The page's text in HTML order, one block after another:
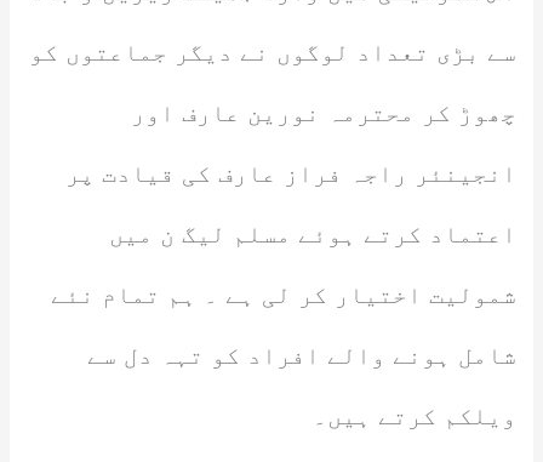
سے بڑی تعداد لوگوں نے دیگر جماعتوں کو
چھوڑ کر محترمہ نورین عارف اور
انجینئر راجہ فراز عارف کی قیادت پر
اعتماد کرتے ہوئے مسلم لیگ ن میں
شمولیت اختیار کر لی ہے ۔ ہم تمام نئے
شامل ہونے والے افراد کو تہہ دل سے
ویلکم کرتے ہیں۔